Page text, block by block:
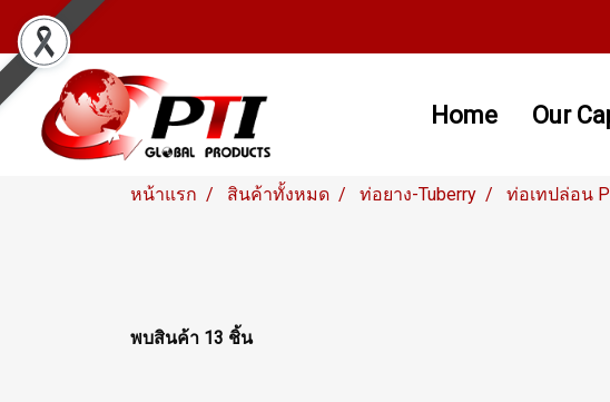
Home Our
หน้าแรก สินค้าทั้งหมด ท่อยาง-Tuberry ท่อเทปล่อน
พบสินค้า 13 ชิ้น